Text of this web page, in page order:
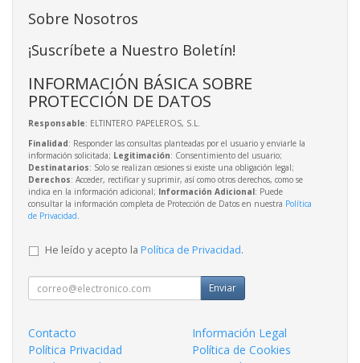
Sobre Nosotros
¡Suscríbete a Nuestro Boletín!
INFORMACIÓN BÁSICA SOBRE
PROTECCIÓN DE DATOS
Responsable: ELTINTERO PAPELEROS, S.L.
Finalidad: Responder las consultas planteadas por el usuario y enviarle la
información solicitada; Legitimación: Consentimiento del usuario;
Destinatarios: Solo se realizan cesiones si existe una obligación legal;
Derechos: Acceder, rectificar y suprimir, así como otros derechos, como se
indica en la información adicional; Información Adicional: Puede
consultar la información completa de Protección de Datos en nuestra Política
de Privacidad.
He leído y acepto la Política de Privacidad.
Enviar
Contacto
Información Legal
Política Privacidad
Política de Cookies